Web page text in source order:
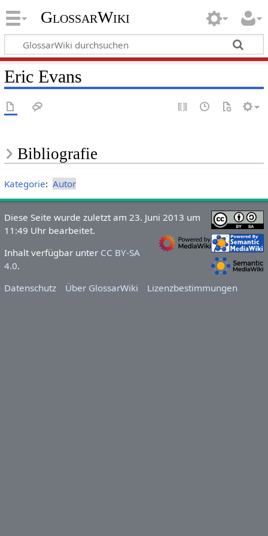
GlossarWiki
Eric Evans
Bibliografie
Kategorie: Autor
Diese Seite wurde zuletzt am 23. Juni 2013 um
11:49 Uhr bearbeitet.
Inhalt verfügbar unter CC BY-SA
4.0.
Datenschutz
Über GlossarWiki Lizenzbestimmungen